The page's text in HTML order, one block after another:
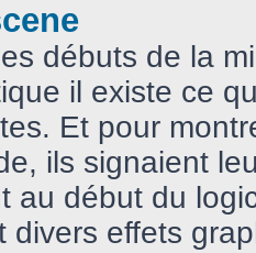
débuts de la
il existe ce
Et pour
ils signaient
au début du
divers effets